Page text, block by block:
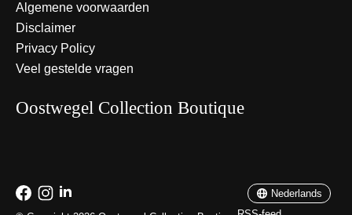
Algemene voorwaarden
Disclaimer
Privacy Policy
Veel gestelde vragen
Oostwegel Collection Boutique
Nederlands